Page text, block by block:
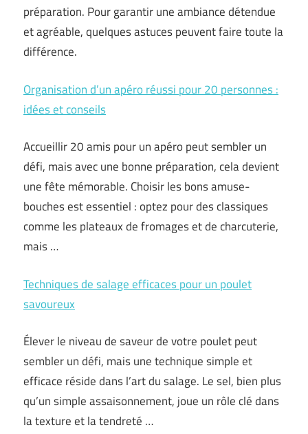
préparation. Pour garantir une ambiance détendue
et agréable, quelques astuces peuvent faire toute la
différence.
Organisation d’un apéro réussi pour 20 personnes :
idées et conseils
Accueillir 20 amis pour un apéro peut sembler un
défi, mais avec une bonne préparation, cela devient
une fête mémorable. Choisir les bons amuse-
bouches est essentiel : optez pour des classiques
comme les plateaux de fromages et de charcuterie,
mais …
Techniques de salage efficaces pour un poulet
savoureux
Élever le niveau de saveur de votre poulet peut
sembler un défi, mais une technique simple et
efficace réside dans l’art du salage. Le sel, bien plus
qu’un simple assaisonnement, joue un rôle clé dans
la texture et la tendreté …